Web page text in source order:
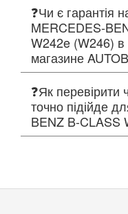
❓Чи є гарантія
MERCEDES-
W242e (W246) в интернет-
магазине
❓Як перевірити
точно підійде
BENZ B-CLASS